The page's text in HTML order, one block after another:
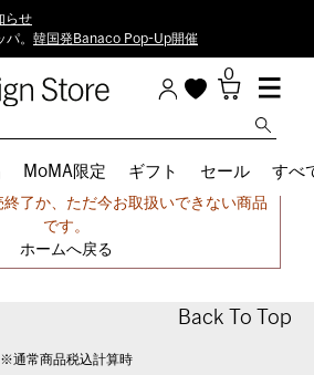
らせ
。 韓国発Banaco Pop-Up開催
0
MoMA限定 ギフト セール すべ
し訳ございません。
了か、ただ今お取扱いできない商品
です。
ホームへ戻る
Back To Top
※通常商品税込計算時